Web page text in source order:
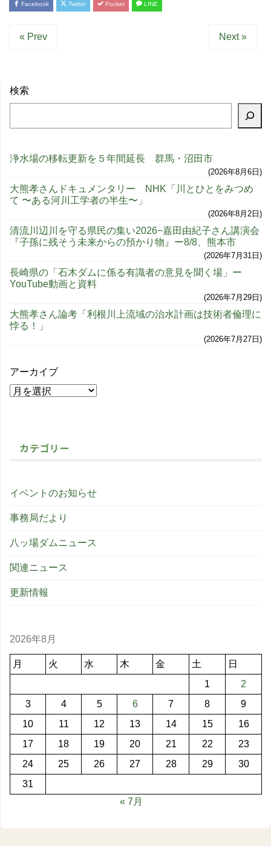
Facebook Twitter Pocket LINE
« Prev Next »
検索
浄水場の移転更新を５年間延長 群馬・沼田市
2026年8月6日
大熊孝さんドキュメンタリー NHK「川とひとをみつめ
て 〜ある河川工学者の半生〜」
2026年8月2日
清流川辺川を守る県民の集い2026−嘉田由紀子さん講演会
『子孫に残そう未来からの預かり物』ー8/8、熊本市
2026年7月31日
長崎県の「石木ダムに係る有識者の意見を聞く場」ー
YouTube動画と資料
2026年7月29日
大熊孝さん論考「利根川上流域の治水計画は技術者倫理に
悖る！」
2026年7月27日
アーカイブ
カテゴリー
イベントのお知らせ
事務局だより
八ッ場ダムニュース
関連ニュース
更新情報
2026年8月
月 火 水 木 金 土
日
1
2
3
4 5 6 7 8
9
10
11 12 13 14 15
16
17
18 19 20 21 22
23
24
25 26 27 28 29
30
31
« 7月